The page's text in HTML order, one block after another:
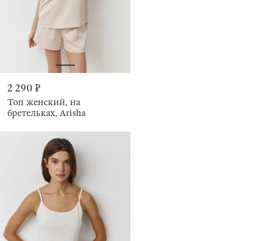
2 290 ₽
Топ женский, на
бретельках, Arisha